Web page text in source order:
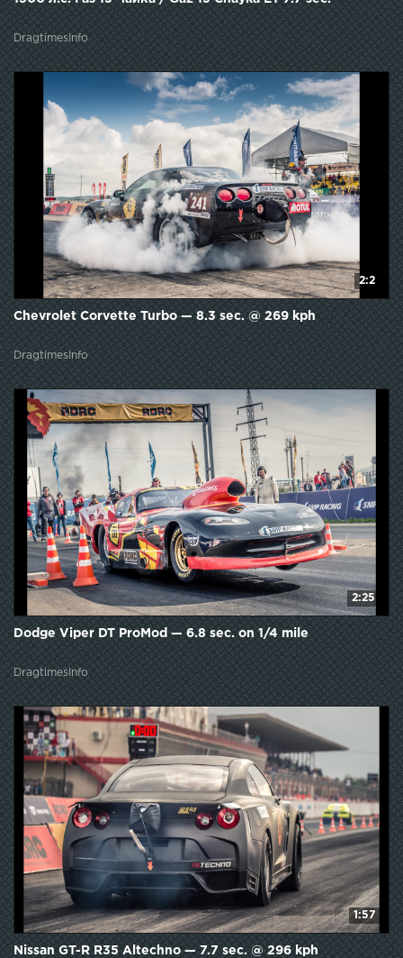
DragtimesInfo
2:2
Chevrolet Corvette Turbo — 8.3 sec. @ 269 kph
DragtimesInfo
2:25
Dodge Viper DT ProMod — 6.8 sec. on 1/4 mile
DragtimesInfo
1:57
Nissan GT-R R35 Altechno — 7.7 sec. @ 296 kph